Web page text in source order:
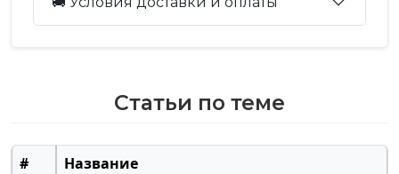
Статьи по теме
# Название